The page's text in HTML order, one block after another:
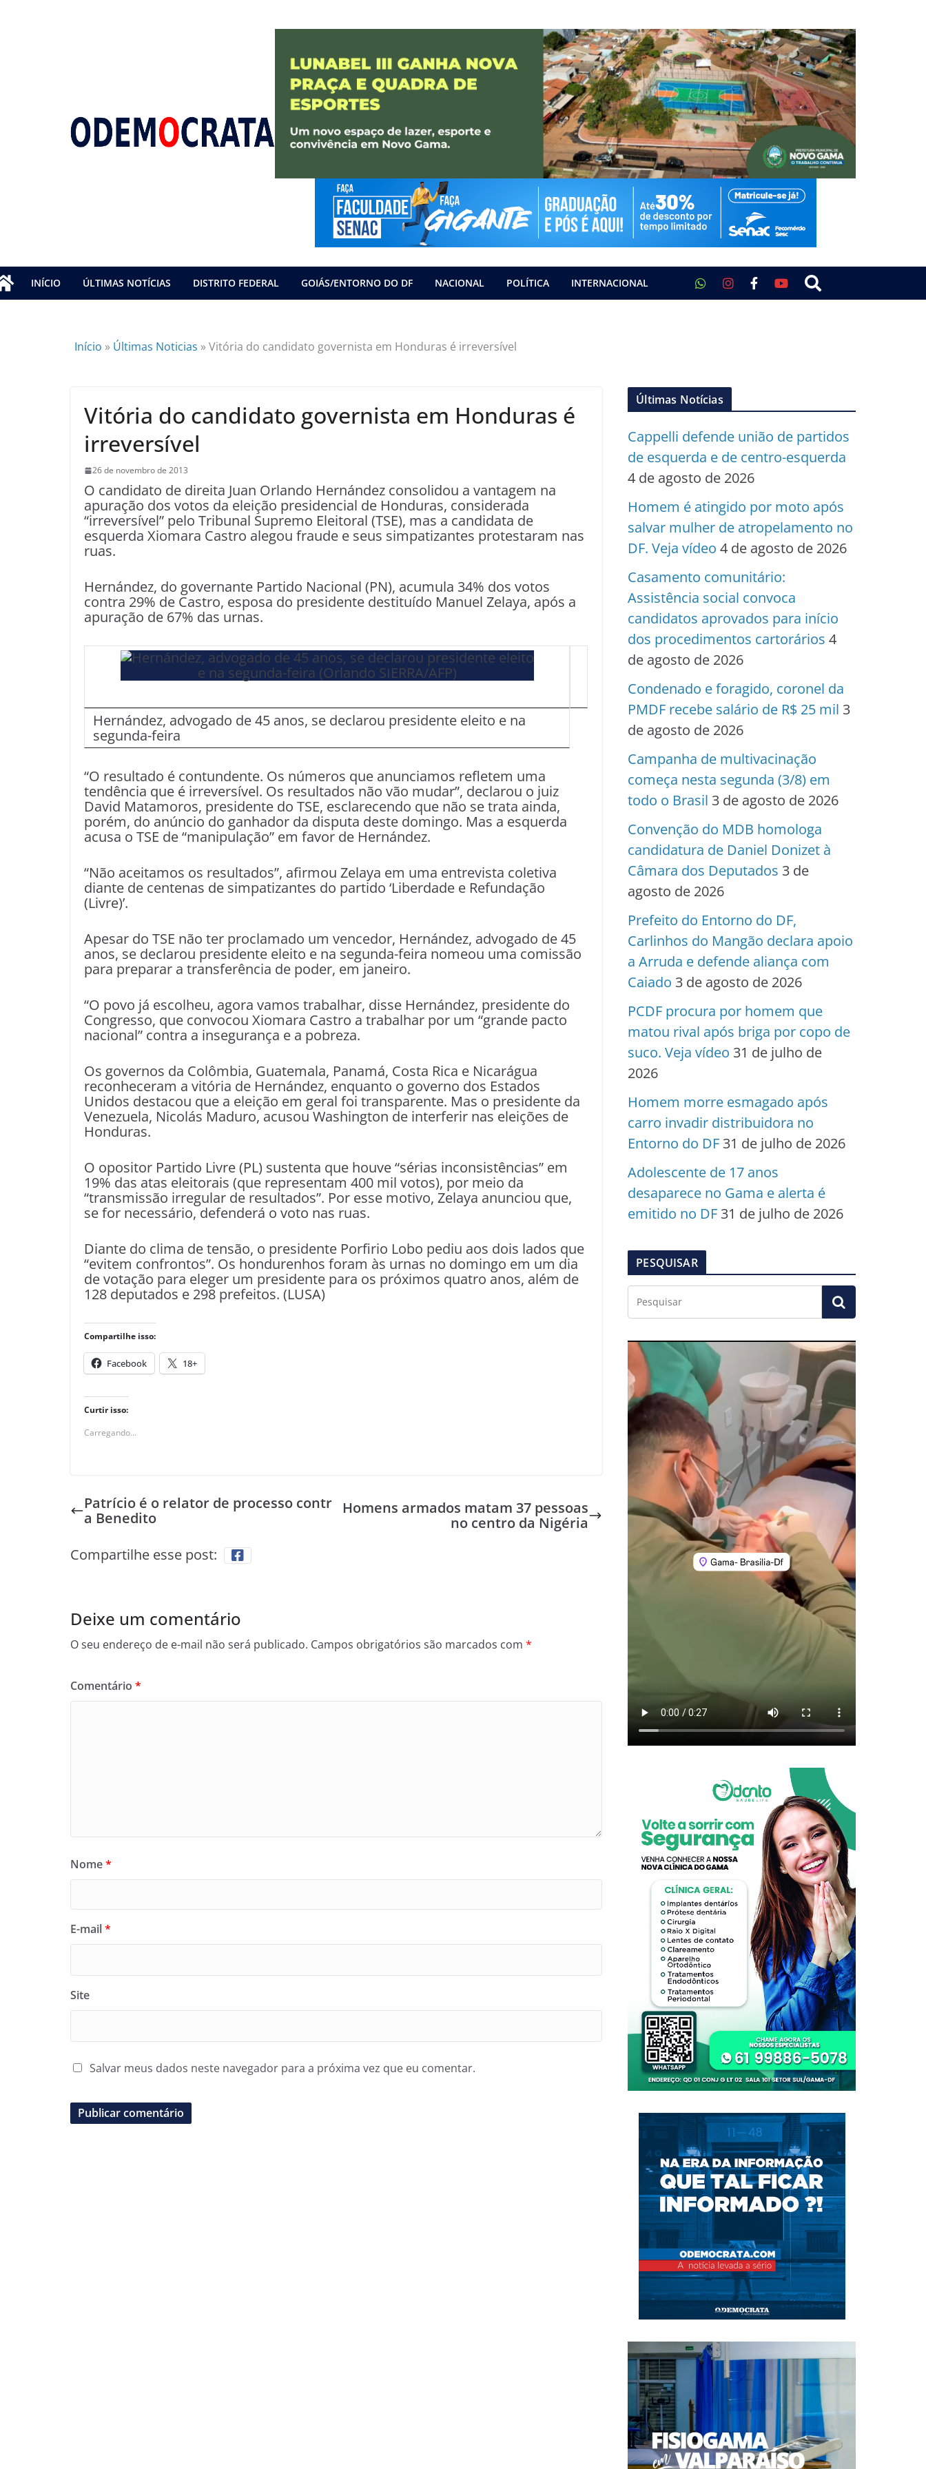
INÍCIO ÚLTIMAS NOTÍCIAS DISTRITO FEDERAL GOIÁS/ENTORNO DO DF NACIONAL POLÍTICA INTERNACIONAL
Início » Últimas Noticias »Vitória do candidato governista em Honduras é irreversível
Vitória do candidato governista em Honduras é
irreversível
26 de novembro de 2013
O candidato de direita Juan Orlando Hernández consolidou a vantagem na
apuração dos votos da eleição presidencial de Honduras, considerada
“irreversível” pelo Tribunal Supremo Eleitoral (TSE), mas a candidata de
esquerda Xiomara Castro alegou fraude e seus simpatizantes protestaram nas
ruas.
Hernández, do governante Partido Nacional (PN), acumula 34% dos votos
contra 29% de Castro, esposa do presidente destituído Manuel Zelaya, após a
apuração de 67% das urnas.
Hernández, advogado de 45 anos, se declarou presidente eleito e na
segunda-feira
“O resultado é contundente. Os números que anunciamos refletem uma
tendência que é irreversível. Os resultados não vão mudar”, declarou o juiz
David Matamoros, presidente do TSE, esclarecendo que não se trata ainda,
porém, do anúncio do ganhador da disputa deste domingo. Mas a esquerda
acusa o TSE de “manipulação” em favor de Hernández.
“Não aceitamos os resultados”, afirmou Zelaya em uma entrevista coletiva
diante de centenas de simpatizantes do partido ‘Liberdade e Refundação
(Livre)’.
Apesar do TSE não ter proclamado um vencedor, Hernández, advogado de 45
anos, se declarou presidente eleito e na segunda-feira nomeou uma comissão
para preparar a transferência de poder, em janeiro.
“O povo já escolheu, agora vamos trabalhar, disse Hernández, presidente do
Congresso, que convocou Xiomara Castro a trabalhar por um “grande pacto
nacional” contra a insegurança e a pobreza.
Os governos da Colômbia, Guatemala, Panamá, Costa Rica e Nicarágua
reconheceram a vitória de Hernández, enquanto o governo dos Estados
Unidos destacou que a eleição em geral foi transparente. Mas o presidente da
Venezuela, Nicolás Maduro, acusou Washington de interferir nas eleições de
Honduras.
O opositor Partido Livre (PL) sustenta que houve “sérias inconsistências” em
19% das atas eleitorais (que representam 400 mil votos), por meio da
“transmissão irregular de resultados”. Por esse motivo, Zelaya anunciou que,
se for necessário, defenderá o voto nas ruas.
Diante do clima de tensão, o presidente Porfirio Lobo pediu aos dois lados que
“evitem confrontos”. Os hondurenhos foram às urnas no domingo em um dia
de votação para eleger um presidente para os próximos quatro anos, além de
128 deputados e 298 prefeitos. (LUSA)
Compartilhe isso:
Facebook 18+
Curtir isso:
Carregando...
Patrício é o relator de processo contr
a Benedito
Homens armados matam 37 pessoas
no centro da Nigéria
Compartilhe esse post:
Deixe um comentário
O seu endereço de e-mail não será publicado. Campos obrigatórios são marcados com *
Comentário *
Nome*
E-mail*
Site
Salvar meus dados neste navegador para a próxima vez que eu comentar.
Últimas Notícias
Cappelli defende união de partidos
de esquerda e de centro-esquerda
4 de agosto de 2026
Homem é atingido por moto após
salvar mulher de atropelamento no
DF. Veja vídeo 4 de agosto de 2026
Casamento comunitário:
Assistência social convoca
candidatos aprovados para início
dos procedimentos cartorários 4
de agosto de 2026
Condenado e foragido, coronel da
PMDF recebe salário de R$ 25 mil 3
de agosto de 2026
Campanha de multivacinação
começa nesta segunda (3/8) em
todo o Brasil 3 de agosto de 2026
Convenção do MDB homologa
candidatura de Daniel Donizet à
Câmara dos Deputados 3 de
agosto de 2026
Prefeito do Entorno do DF,
Carlinhos do Mangão declara apoio
a Arruda e defende aliança com
Caiado 3 de agosto de 2026
PCDF procura por homem que
matou rival após briga por copo de
suco. Veja vídeo 31 de julho de
2026
Homem morre esmagado após
carro invadir distribuidora no
Entorno do DF 31 de julho de 2026
Adolescente de 17 anos
desaparece no Gama e alerta é
emitido no DF 31 de julho de 2026
PESQUISAR